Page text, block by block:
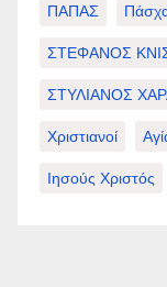
ΠΑΠΑΣ
ΣΤΕΦΑΝΟΣ
ΣΤΥΛΙΑΝΟΣ
Χριστιανοί
Ιησούς Χριστός